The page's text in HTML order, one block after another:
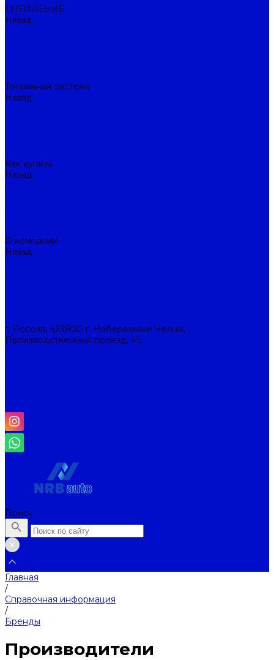
СЦЕПЛЕНИЕ
Назад
Топливная система
Назад
Как купить
Назад
О компании
Назад
г. Россия, 423800 г. Набережные Челны, ,
Производственный проезд, 45
Поиск
Главная
/
Справочная информация
/
Бренды
Производители